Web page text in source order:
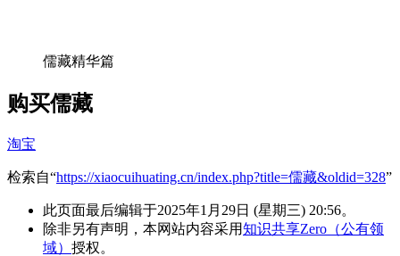
儒藏精华篇
购买儒藏
淘宝
检索自“https://xiaocuihuating.cn/index.php?title=儒藏&oldid=328”
此页面最后编辑于2025年1月29日 (星期三) 20:56。
除非另有声明，本网站内容采用知识共享Zero（公有领
域） 授权。